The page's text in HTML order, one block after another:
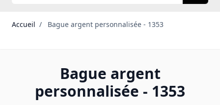
Accueil / Bague argent personnalisée - 1353
Bague argent
personnalisée - 1353